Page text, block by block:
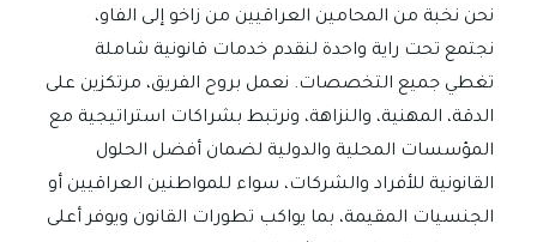
نحن نخبة من المحامين العراقيين من زاخو إلى الفاو،
نجتمع تحت راية واحدة لنقدم خدمات قانونية شاملة
تغطي جميع التخصصات. نعمل بروح الفريق، مرتكزين على
الدقة، المهنية، والنزاهة، ونرتبط بشراكات استراتيجية مع
المؤسسات المحلية والدولية لضمان أفضل الحلول
القانونية للأفراد والشركات، سواء للمواطنين العراقيين أو
الجنسيات المقيمة، بما يواكب تطورات القانون ويوفر أعلى